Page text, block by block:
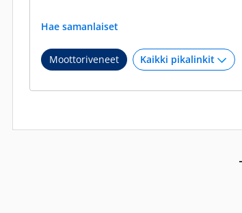
Hae samanlaiset
Moottoriveneet